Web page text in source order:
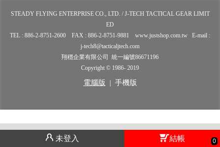
未登入 結帳 0
STEADY FLYING ENTERPRISE CO., LTD. / J-TECH TACTICAL GEAR LIMIT
ED
TEL : 886-2-8751-2600 FAX : 886-2-8751-9881 www.justshop.com.tw E-mail :
j-tech8@tacticaljtech.com
翔穩企業有限公司 統一編號86671196
Copyright © 1986- 2019
電腦版 | 手機版